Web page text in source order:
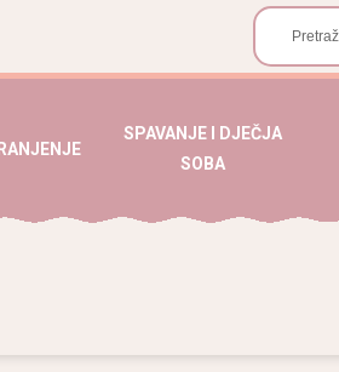
SPAVANJE I DJEČJA
SOBA